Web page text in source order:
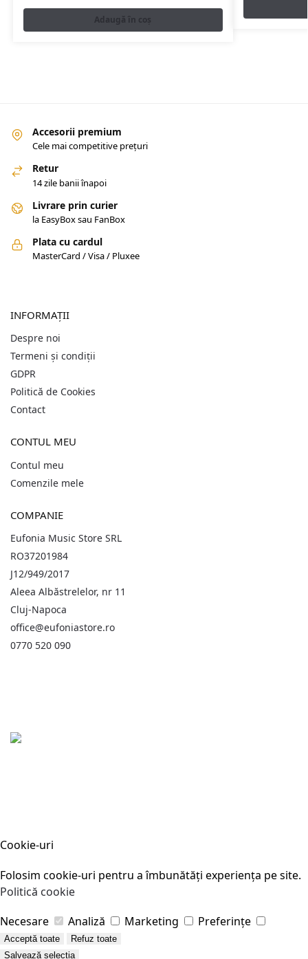
Adaugă în coș
Accesorii premium
Cele mai competitive prețuri
Retur
14 zile banii înapoi
Livrare prin curier
la EasyBox sau FanBox
Plata cu cardul
MasterCard / Visa / Pluxee
INFORMAȚII
Despre noi
Termeni și condiții
GDPR
Politică de Cookies
Contact
CONTUL MEU
Contul meu
Comenzile mele
COMPANIE
Eufonia Music Store SRL
RO37201984
J12/949/2017
Aleea Albăstrelelor, nr 11
Cluj-Napoca
office@eufoniastore.ro
0770 520 090
Cookie-uri
Folosim cookie-uri pentru a îmbunătăți experiența pe site.
Politică cookie
Necesare
Analiză Marketing Preferințe
Acceptă toate
Refuz toate
Salvează selecția